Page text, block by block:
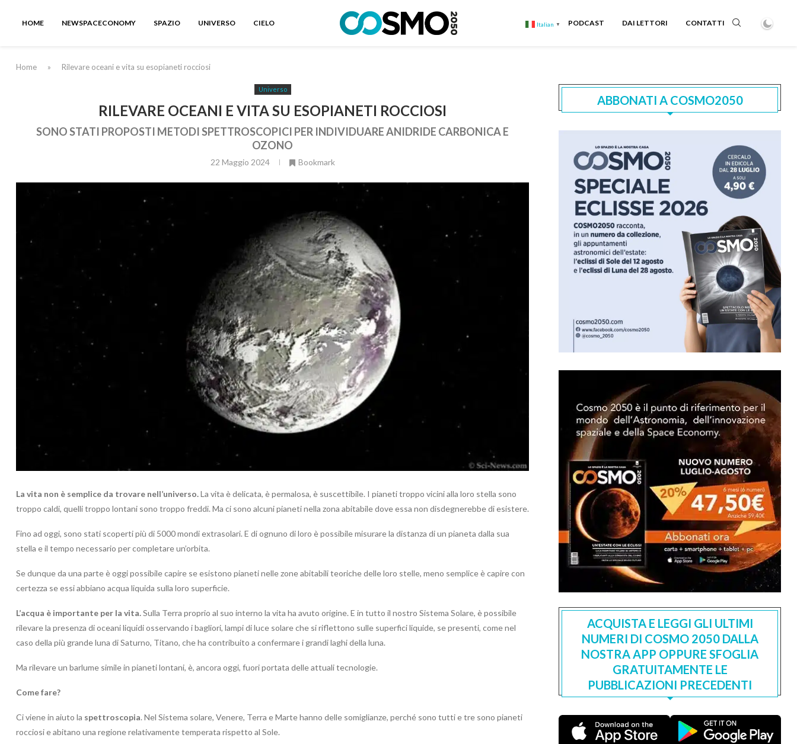
HOME NEWSPACECONOMY SPAZIO UNIVERSO CIELO Italian ▼ PODCAST DAI LETTORI CONTATTI
Home » Rilevare oceani e vita su esopianeti rocciosi
Universo
RILEVARE OCEANI E VITA SU ESOPIANETI ROCCIOSI
SONO STATI PROPOSTI METODI SPETTROSCOPICI PER INDIVIDUARE ANIDRIDE CARBONICA E
OZONO
22 Maggio 2024 Bookmark
La vita non è semplice da trovare nell’universo.La vita è delicata, è permalosa, è suscettibile. I pianeti troppo vicini alla loro stella sono
troppo caldi, quelli troppo lontani sono troppo freddi. Ma ci sono alcuni pianeti nella zona abitabile dove essa non disdegnerebbe di esistere.
Fino ad oggi, sono stati scoperti più di 5000 mondi extrasolari. E di ognuno di loro è possibile misurare la distanza di un pianeta dalla sua
stella e il tempo necessario per completare un’orbita.
Se dunque da una parte è oggi possibile capire se esistono pianeti nelle zone abitabili teoriche delle loro stelle, meno semplice è capire con
certezza se essi abbiano acqua liquida sulla loro superficie.
L’acqua è importante per la vita.Sulla Terra proprio al suo interno la vita ha avuto origine. E in tutto il nostro Sistema Solare, è possibile
rilevare la presenza di oceani liquidi osservando i bagliori, lampi di luce solare che si riflettono sulle superfici liquide, se presenti, come nel
caso della più grande luna di Saturno, Titano, che ha contribuito a confermare i grandi laghi della luna.
Ma rilevare un barlume simile in pianeti lontani, è, ancora oggi, fuori portata delle attuali tecnologie.
Come fare?
Ci viene in aiuto la spettroscopia. Nel Sistema solare, Venere, Terra e Marte hanno delle somiglianze, perché sono tutti e tre sono pianeti
rocciosi e abitano una regione relativamente temperata rispetto al Sole.
ABBONATI A COSMO2050
ACQUISTA E LEGGI GLI ULTIMI
NUMERI DI COSMO 2050 DALLA
NOSTRA APP OPPURE SFOGLIA
GRATUITAMENTE LE
PUBBLICAZIONI PRECEDENTI